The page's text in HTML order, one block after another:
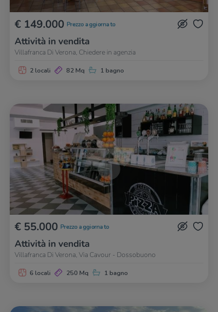
€ 149.000 Prezzo aggiornato
Attività in vendita
Villafranca Di Verona, Chiedere in agenzia
2 locali 82 Mq 1 bagno
€ 55.000 Prezzo aggiornato
Attività in vendita
Villafranca Di Verona, Via Cavour - Dossobuono
6 locali 250 Mq 1 bagno